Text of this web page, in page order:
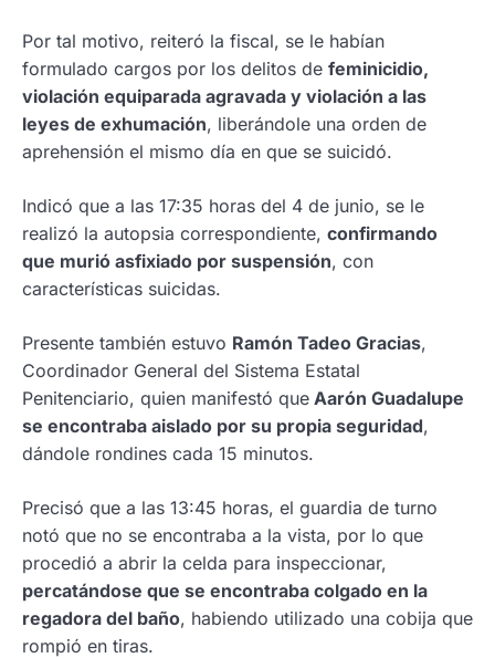
Por tal motivo, reiteró la fiscal, se le habían
formulado cargos por los delitos de feminicidio,
violación equiparada agravada y violación a las
leyes de exhumación, liberándole una orden de
aprehensión el mismo día en que se suicidó.
Indicó que a las 17:35 horas del 4 de junio, se le
realizó la autopsia correspondiente, confirmando
que murió asfixiado por suspensión, con
características suicidas.
Presente también estuvo Ramón Tadeo Gracias,
Coordinador General del Sistema Estatal
Penitenciario, quien manifestó que Aarón Guadalupe
se encontraba aislado por su propia seguridad,
dándole rondines cada 15 minutos.
Precisó que a las 13:45 horas, el guardia de turno
notó que no se encontraba a la vista, por lo que
procedió a abrir la celda para inspeccionar,
percatándose que se encontraba colgado en la
regadora del baño, habiendo utilizado una cobija que
rompió en tiras.